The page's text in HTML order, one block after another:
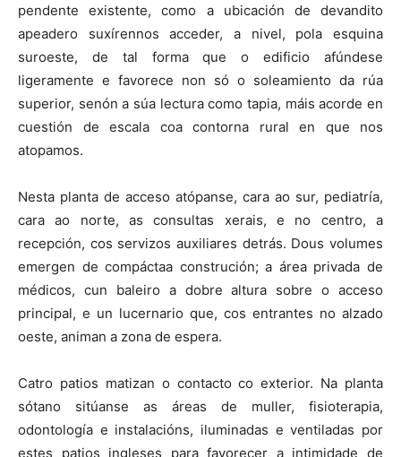
pendente existente, como a ubicación de devandito
apeadero suxírennos acceder, a nivel, pola esquina
suroeste, de tal forma que o edificio afúndese
ligeramente e favorece non só o soleamiento da rúa
superior, senón a súa lectura como tapia, máis acorde en
cuestión de escala coa contorna rural en que nos
atopamos.
Nesta planta de acceso atópanse, cara ao sur, pediatría,
cara ao norte, as consultas xerais, e no centro, a
recepción, cos servizos auxiliares detrás. Dous volumes
emergen de compáctaa construción; a área privada de
médicos, cun baleiro a dobre altura sobre o acceso
principal, e un lucernario que, cos entrantes no alzado
oeste, animan a zona de espera.
Catro patios matizan o contacto co exterior. Na planta
sótano sitúanse as áreas de muller, fisioterapia,
odontología e instalacións, iluminadas e ventiladas por
estes patios ingleses para favorecer a intimidade de